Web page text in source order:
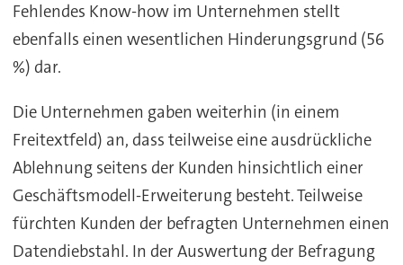
Fehlendes Know-how im Unternehmen stellt
ebenfalls einen wesentlichen Hinderungsgrund (56
%) dar.
Die Unternehmen gaben weiterhin (in einem
Freitextfeld) an, dass teilweise eine ausdrückliche
Ablehnung seitens der Kunden hinsichtlich einer
Geschäftsmodell-Erweiterung besteht. Teilweise
fürchten Kunden der befragten Unternehmen einen
Datendiebstahl. In der Auswertung der Befragung